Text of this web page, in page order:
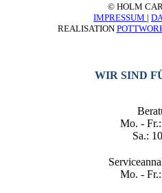
© HOLM
IMPRESSUM |
REALISATION
WIR SIND
Mo. -
Sa.:
Mo. -